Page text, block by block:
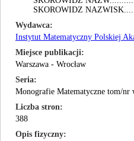
SKOROWIDZ
Wydawca
Instytut Matematyczny Polskiej
Miejsce publikacji
Warszawa - Wrocław
Seria
Monografie Matematyczne tom/nr
Liczba stron
388
Opis fizyczny